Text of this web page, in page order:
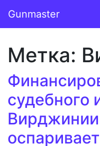
Основная
Gunmaster
Метка:
судебного
оспаривает